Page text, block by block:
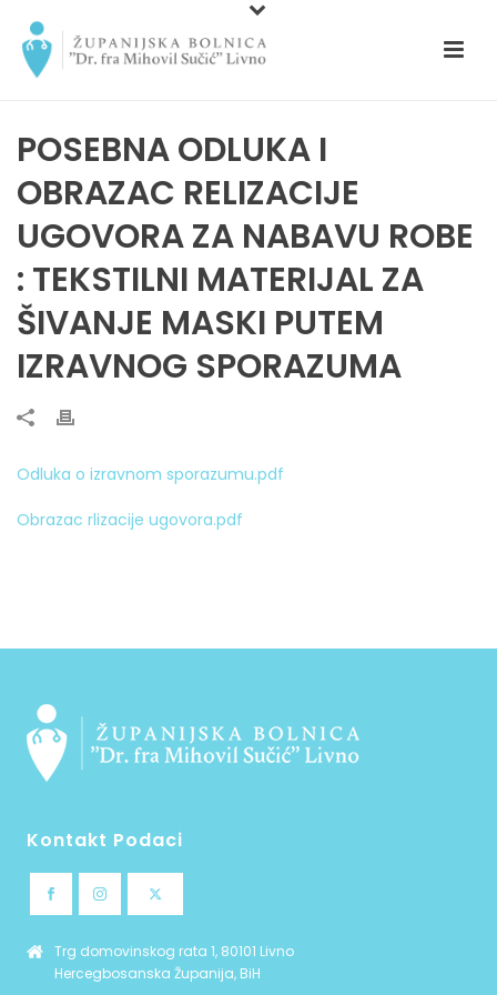
POSEBNA ODLUKA I
OBRAZAC RELIZACIJE
UGOVORA ZA NABAVU ROBE
: TEKSTILNI MATERIJAL ZA
ŠIVANJE MASKI PUTEM
IZRAVNOG SPORAZUMA
Odluka o izravnom sporazumu.pdf
Obrazac rlizacije ugovora.pdf
Kontakt Podaci
Trg domovinskog rata 1, 80101 Livno
Hercegbosanska Županija, BiH